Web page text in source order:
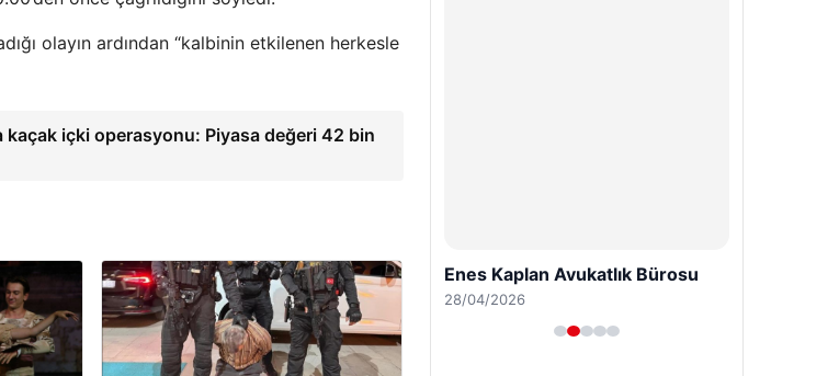
olayın ardından “kalbinin etkilenen herkesle
kaçak içki operasyonu: Piyasa değeri 42 bin
Enes Kaplan Avukatlık Bürosu
28/04/2026